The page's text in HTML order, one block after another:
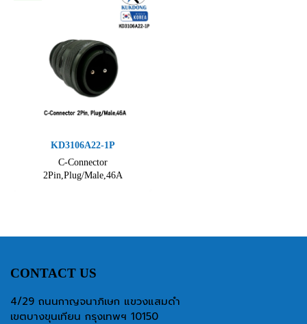
KD3106A22-1P
C-Connector
2Pin,Plug/Male,46A
CONTACT US
4/29 ถนนกาญจนาภิเษก แขวงแสมดำ
เขตบางขุนเทียน กรุงเทพฯ 10150